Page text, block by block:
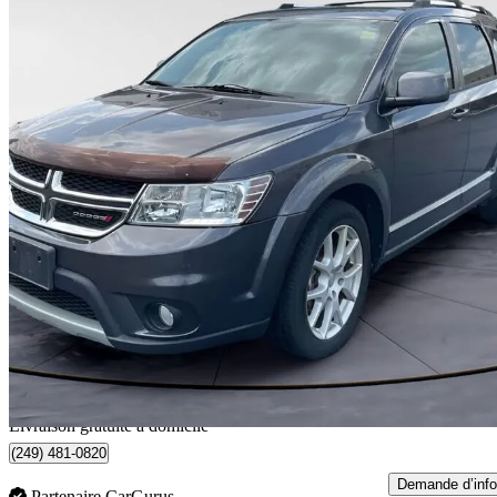
2014 Dodge Journey
SXT FWD117 443 km
4 958 $ Affaire
87 $/mois env.
Livraison à domicile de Windsor, ON
Livraison gratuite à domicile
(249) 481-0820
Demande d’info